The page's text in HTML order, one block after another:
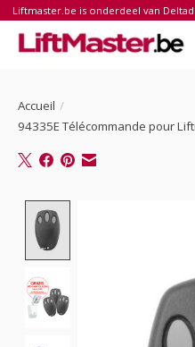
Liftmaster.be is onderdeel van
Accueil /
94335E Télécommande pour